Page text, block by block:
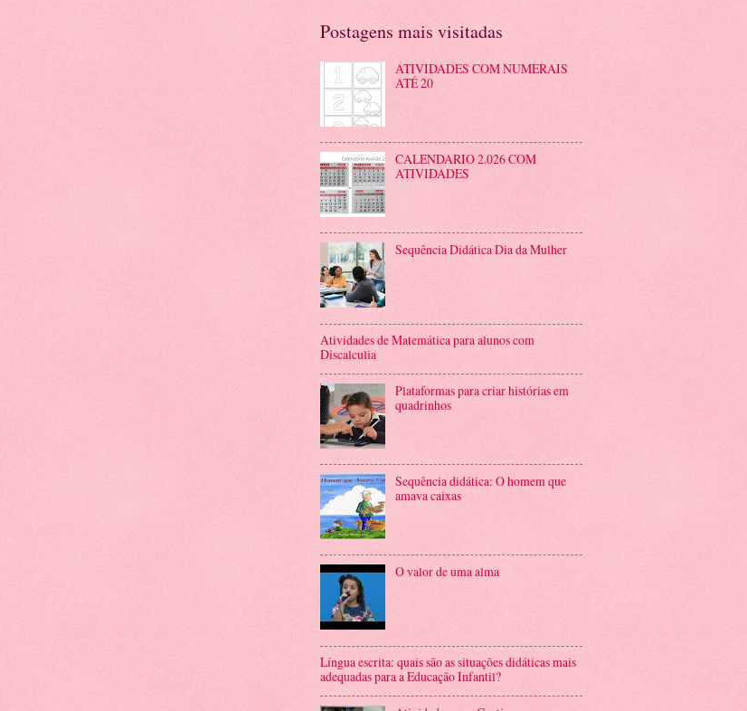
Postagens mais visitadas
ATIVIDADES COM NUMERAIS
ATÉ 20
CALENDARIO 2.026 COM
ATIVIDADES
Sequência Didática Dia da Mulher
Atividades de Matemática para alunos com
Discalculia
Plataformas para criar histórias em
quadrinhos
Sequência didática: O homem que
amava caixas
O valor de uma alma
Língua escrita: quais são as situações didáticas mais
adequadas para a Educação Infantil?